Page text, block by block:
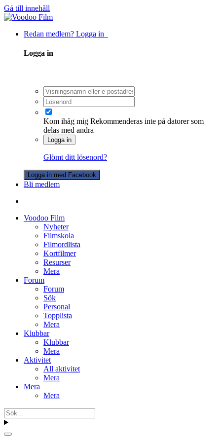
Gå till innehåll
Redan medlem? Logga in
Logga in
Kom ihåg mig Rekommenderas inte på datorer som
delas med andra
Logga in
Glömt ditt lösenord?
Logga in med Facebook
Bli medlem
Voodoo Film
Nyheter
Filmskola
Filmordlista
Kortfilmer
Resurser
Mera
Forum
Forum
Sök
Personal
Topplista
Mera
Klubbar
Klubbar
Mera
Aktivitet
All aktivitet
Mera
Mera
Mera